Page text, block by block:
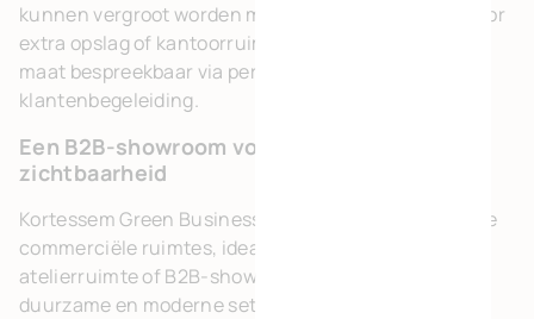
kunnen vergroot worden met mezzanine, perfect voor
extra opslag of kantoorruimte. Extra opties zijn op
maat bespreekbaar via persoonlijke
klantenbegeleiding.
Een B2B-showroom voor maximale
zichtbaarheid
Kortessem Green Business Park beschikt over enkele
commerciële ruimtes, ideaal voor een lichtrijke
atelierruimte of B2B-showroom. Profiteer van een
duurzame en moderne setting waar uw bedrijf kan